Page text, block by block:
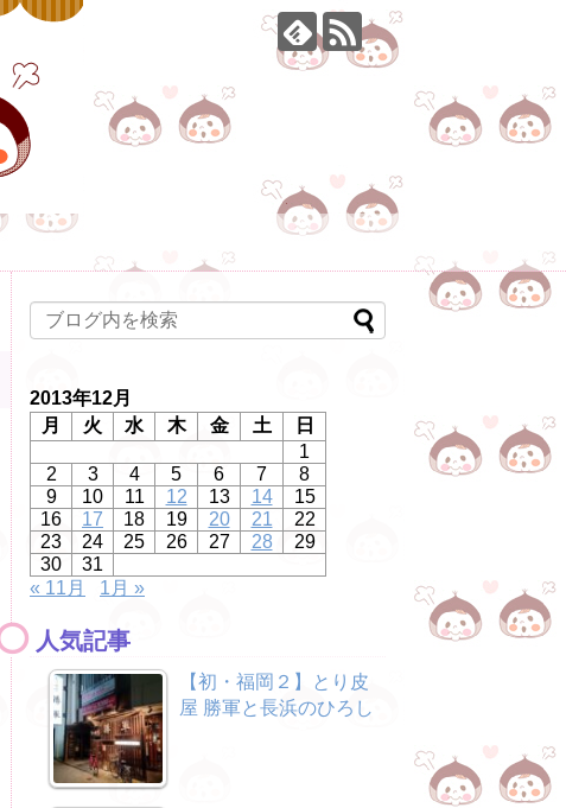
2013年12月
月
火 水 木 金 土
日
1
2
3 4 5 6 7
8
9
10 11 12 13 14
15
16
17 18 19 20 21
22
23
24 25 26 27 28
29
30
31
« 11月
1月 »
人気記事
【初・福岡２】とり皮
屋 勝軍と長浜のひろし